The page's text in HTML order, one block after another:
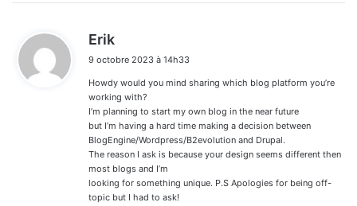
Erik
t
:
9 octobre 2023 à 14h33
Howdy would you mind sharing which blog platform you’re
working with?
I’m planning to start my own blog in the near future
but I’m having a hard time making a decision between
BlogEngine/Wordpress/B2evolution and Drupal.
The reason I ask is because your design seems different then
most blogs and I’m
looking for something unique. P.S Apologies for being off-
topic but I had to ask!